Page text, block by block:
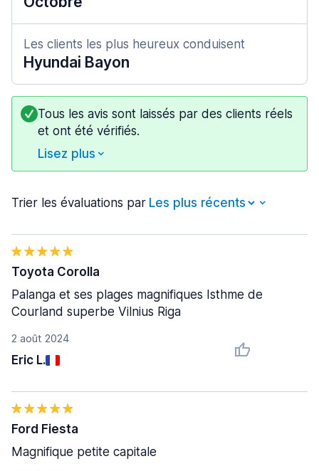
Les clients les plus heureux conduisent
Hyundai Bayon
Tous les avis sont laissés par des clients réels
et ont été vérifiés.
Lisez plus
Trier les évaluations par
2 août 2024
Eric L.
Toyota Corolla
Palanga et ses plages magnifiques Isthme de
Courland superbe Vilnius Riga
Ford Fiesta
Magnifique petite capitale